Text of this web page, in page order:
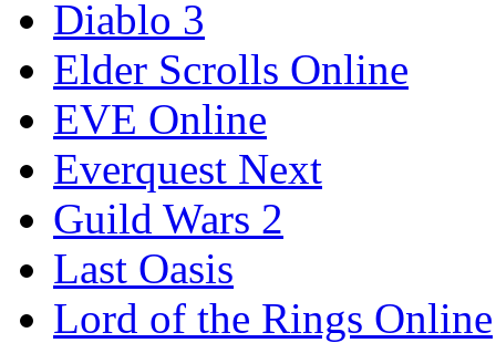
Diablo 3
Elder Scrolls Online
EVE Online
Everquest Next
Guild Wars 2
Last Oasis
Lord of the Rings Online